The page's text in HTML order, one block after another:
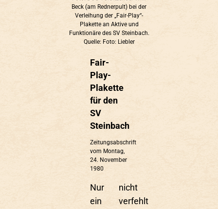
Beck (am Rednerpult) bei der
Verleihung der „Fair-Play“-
Plakette an Aktive und
Funktionäre des SV Steinbach.
Quelle: Foto: Liebler
Fair-
Play-
Plakette
für den
SV
Steinbach
Zeitungsabschrift
vom Montag,
24. November
1980
Nur
ein
nicht
verfehlt